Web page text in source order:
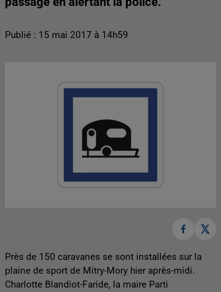
Publié : 15 mai 2017 à 14h59
Près de 150 caravanes se sont installées sur la
plaine de sport de Mitry-Mory hier après-midi.
Charlotte Blandiot-Faride, la maire Parti